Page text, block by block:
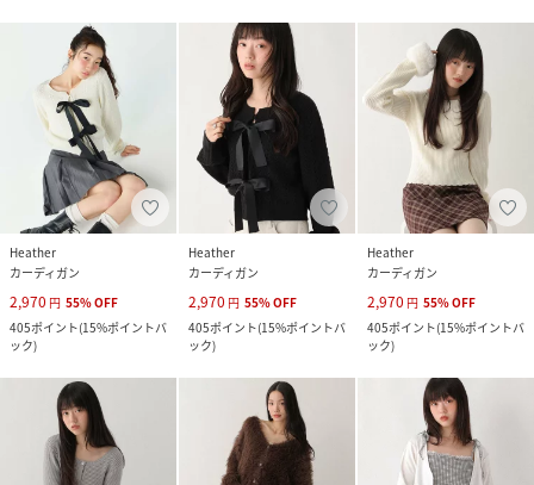
Heather
カーディガン
2,970 円 55%OFF
405ポイント(15%ポイントバ
ック)
Heather
カーディガン
2,970 円 55%OFF
405ポイント(15%ポイントバ
ック)
Heather
カーディガン
2,970 円 55%OFF
405ポイント(15%ポイントバ
ック)